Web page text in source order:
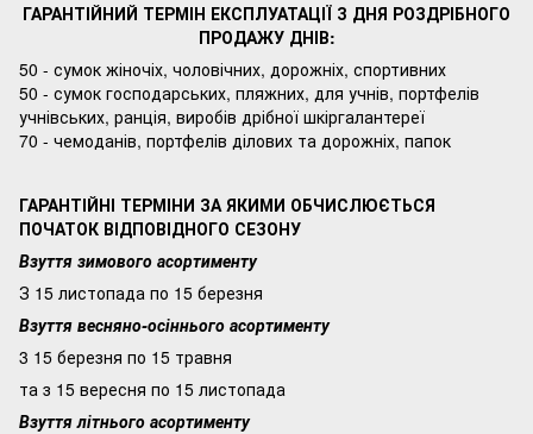
ГАРАНТІЙНИЙ ТЕРМІН ЕКСПЛУАТАЦІЇ З ДНЯ РОЗДРІБНОГО
ПРОДАЖУ ДНІВ:
50 - сумок жіночіх, чоловічних, дорожніх, спортивних
50 - сумок господарських, пляжних, для учнів, портфелів
учнівських, ранція, виробів дрібної шкіргалантереї
70 - чемоданів, портфелів ділових та дорожніх, папок
ГАРАНТІЙНІ ТЕРМІНИ ЗА ЯКИМИ ОБЧИСЛЮЄТЬСЯ
ПОЧАТОК ВІДПОВІДНОГО СЕЗОНУ
Взуття зимового асортименту
З 15 листопада по 15 березня
Взуття весняно-осіннього асортименту
3 15 березня по 15 травня
та з 15 вересня по 15 листопада
Взуття літнього асортименту